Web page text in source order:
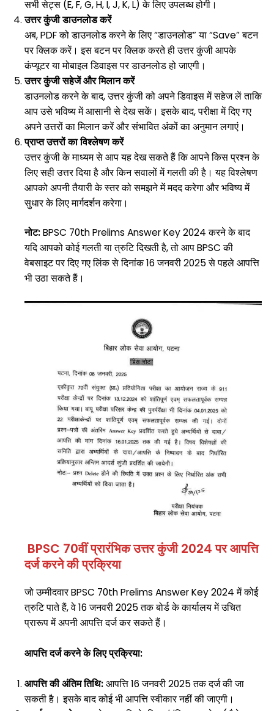
सभी सेट्स (E, F, G, H, I, J, K, L) के लिए उपलब्ध होगी।
उत्तर कुंजी डाउनलोड करें
अब, PDF को डाउनलोड करने के लिए “डाउनलोड” या “Save” बटन
पर क्लिक करें। इस बटन पर क्लिक करते ही उत्तर कुंजी आपके
कंप्यूटर या मोबाइल डिवाइस पर डाउनलोड हो जाएगी।
उत्तर कुंजी सहेजें और मिलान करें
डाउनलोड करने के बाद, उत्तर कुंजी को अपने डिवाइस में सहेज लें ताकि
आप उसे भविष्य में आसानी से देख सकें। इसके बाद, परीक्षा में दिए गए
अपने उत्तरों का मिलान करें और संभावित अंकों का अनुमान लगाएं।
प्राप्त उत्तरों का विश्लेषण करें
उत्तर कुंजी के माध्यम से आप यह देख सकते हैं कि आपने किस प्रश्न के
लिए सही उत्तर दिया है और किन सवालों में गलती की है। यह विश्लेषण
आपको अपनी तैयारी के स्तर को समझने में मदद करेगा और भविष्य में
सुधार के लिए मार्गदर्शन करेगा।
नोट:BPSC 70th Prelims Answer Key 2024 करने के बाद
यदि आपको कोई गलती या त्रुटि दिखती है, तो आप BPSC की
वेबसाइट पर दिए गए लिंक से दिनांक 16 जनवरी 2025 से पहले आपत्ति
भी उठा सकते हैं।
BPSC 70वीं प्रारंभिक उत्तर कुंजी 2024 पर आपत्ति
दर्ज करने की प्रक्रिया
जो उम्मीदवार BPSC 70th Prelims Answer Key 2024 में कोई
त्रुटि पाते हैं, वे 16 जनवरी 2025 तक बोर्ड के कार्यालय में उचित
प्रारूप में अपनी आपत्ति दर्ज कर सकते हैं।
आपत्ति दर्ज करने के लिए प्रक्रिया:
आपत्ति की अंतिम तिथि:आपत्ति 16 जनवरी 2025 तक दर्ज की जा
सकती है। इसके बाद कोई भी आपत्ति स्वीकार नहीं की जाएगी।